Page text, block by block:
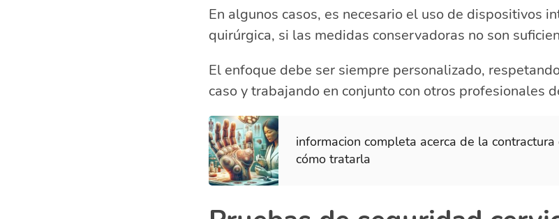
En algunos casos, es necesario el uso de dispositivos
quirúrgica, si las medidas conservadoras no son
El enfoque debe ser siempre personalizado,
caso y trabajando en conjunto con otros profesionales
informacion completa acerca de la
cómo tratarla